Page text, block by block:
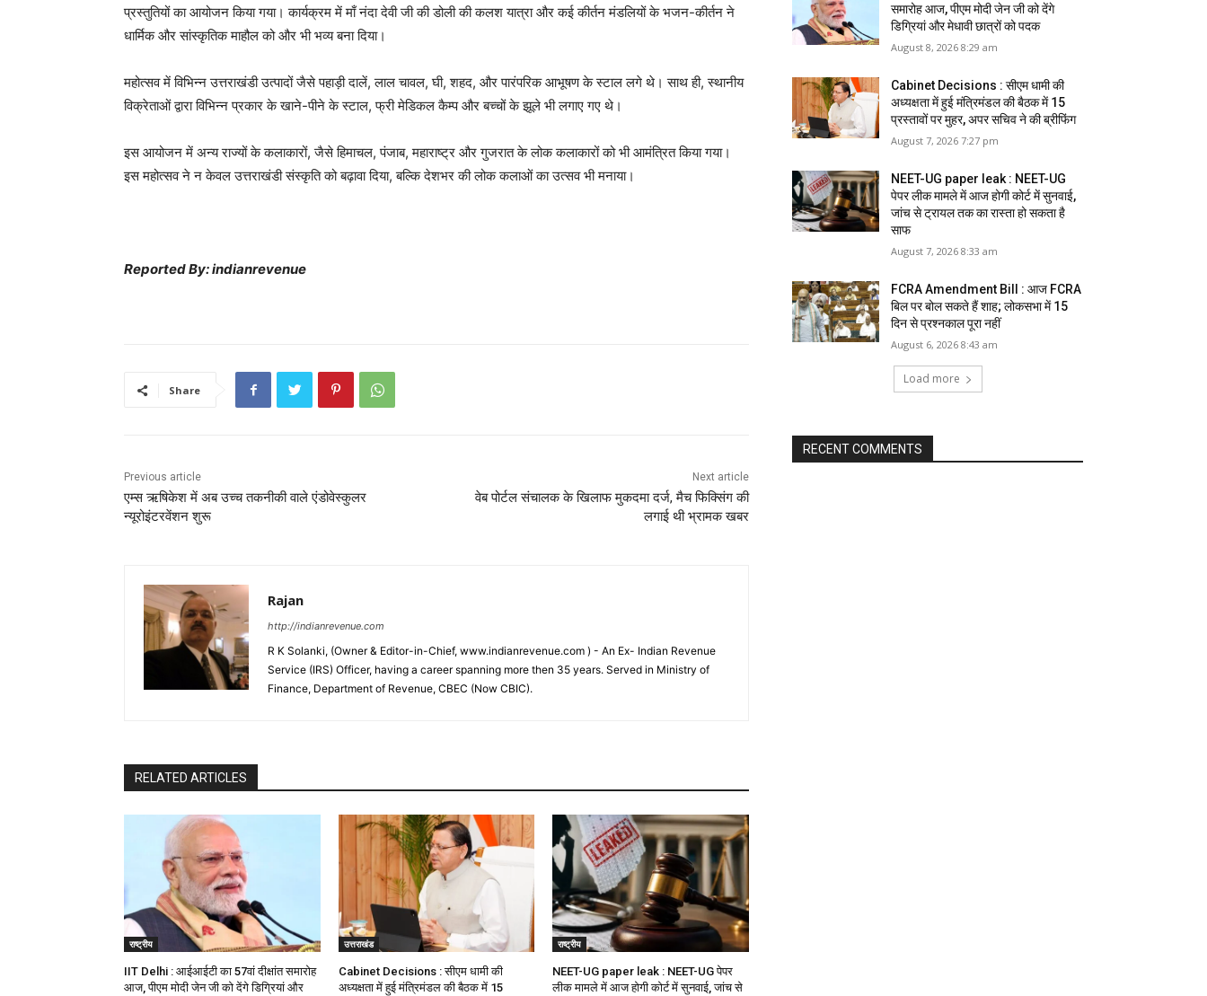
प्रस्तुतियों का आयोजन किया गया। कार्यक्रम में माँ नंदा देवी जी की डोली की कलश यात्रा और कई कीर्तन मंडलियों के भजन-कीर्तन ने
धार्मिक और सांस्कृतिक माहौल को और भी भव्य बना दिया।
महोत्सव में विभिन्न उत्तराखंडी उत्पादों जैसे पहाड़ी दालें, लाल चावल, घी, शहद, और पारंपरिक आभूषण के स्टाल लगे थे। साथ ही, स्थानीय
विक्रेताओं द्वारा विभिन्न प्रकार के खाने-पीने के स्टाल, फ्री मेडिकल कैम्प और बच्चों के झूले भी लगाए गए थे।
इस आयोजन में अन्य राज्यों के कलाकारों, जैसे हिमाचल, पंजाब, महाराष्ट्र और गुजरात के लोक कलाकारों को भी आमंत्रित किया गया।
इस महोत्सव ने न केवल उत्तराखंडी संस्कृति को बढ़ावा दिया, बल्कि देशभर की लोक कलाओं का उत्सव भी मनाया।
Reported By: indianrevenue
Share
Previous article
एम्स ऋषिकेश में अब उच्च तकनीकी वाले एंडोवेस्कुलर
न्यूरोइंटरवेंशन शुरू
Next article
वेब पोर्टल संचालक के खिलाफ मुकदमा दर्ज, मैच फिक्सिंग की
लगाई थी भ्रामक खबर
Rajan
http://indianrevenue.com
R K Solanki, (Owner & Editor-in-Chief, www.indianrevenue.com ) - An Ex- Indian Revenue
Service (IRS) Officer, having a career spanning more then 35 years. Served in Ministry of
Finance, Department of Revenue, CBEC (Now CBIC).
RELATED ARTICLES
राष्ट्रीय
IIT Delhi : आईआईटी का 57वां दीक्षांत समारोह
आज, पीएम मोदी जेन जी को देंगे डिग्रियां और
उत्तराखंड
Cabinet Decisions : सीएम धामी की
अध्यक्षता में हुई मंत्रिमंडल की बैठक में 15
राष्ट्रीय
NEET-UG paper leak : NEET-UG पेपर
लीक मामले में आज होगी कोर्ट में सुनवाई, जांच से
समारोह आज, पीएम मोदी जेन जी को देंगे
डिग्रियां और मेधावी छात्रों को पदक
August 8, 2026 8:29 am
Cabinet Decisions : सीएम धामी की
अध्यक्षता में हुई मंत्रिमंडल की बैठक में 15
प्रस्तावों पर मुहर, अपर सचिव ने की ब्रीफिंग
August 7, 2026 7:27 pm
NEET-UG paper leak : NEET-UG
पेपर लीक मामले में आज होगी कोर्ट में सुनवाई,
जांच से ट्रायल तक का रास्ता हो सकता है
साफ
August 7, 2026 8:33 am
FCRA Amendment Bill : आज FCRA
बिल पर बोल सकते हैं शाह; लोकसभा में 15
दिन से प्रश्नकाल पूरा नहीं
August 6, 2026 8:43 am
Load more
RECENT COMMENTS